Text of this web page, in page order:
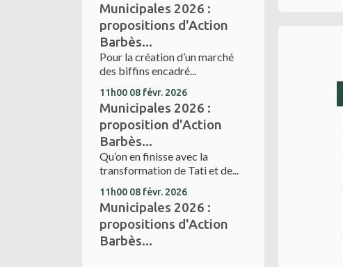
Municipales 2026 :
propositions d'Action
Barbès...
Pour la création d’un marché
des biffins encadré...
11h00 08 févr. 2026
Municipales 2026 :
proposition d'Action
Barbès...
Qu’on en finisse avec la
transformation de Tati et de...
11h00 08 févr. 2026
Municipales 2026 :
propositions d'Action
Barbès...